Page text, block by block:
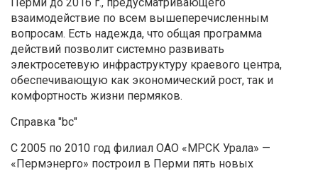
взаимодействие по всем вышеперечисленным
вопросам. Есть надежда, что общая программа
действий позволит системно развивать
электросетевую инфраструктуру краевого центра,
обеспечивающую как экономический рост, так и
комфортность жизни пермяков.
Справка "bc"
С 2005 по 2010 год филиал ОАО «МРСК Урала» —
«Пермэнерго» построил в Перми пять новых